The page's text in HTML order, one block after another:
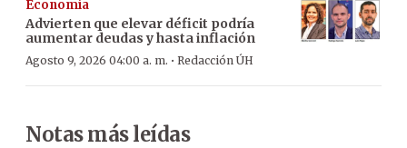
Economía
Advierten que elevar déficit podría
aumentar deudas y hasta inflación
Agosto 9, 2026 04:00 a. m. · Redacción ÚH
Notas más leídas